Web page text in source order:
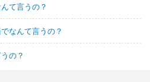
て言うの？
なんて言うの？
の？